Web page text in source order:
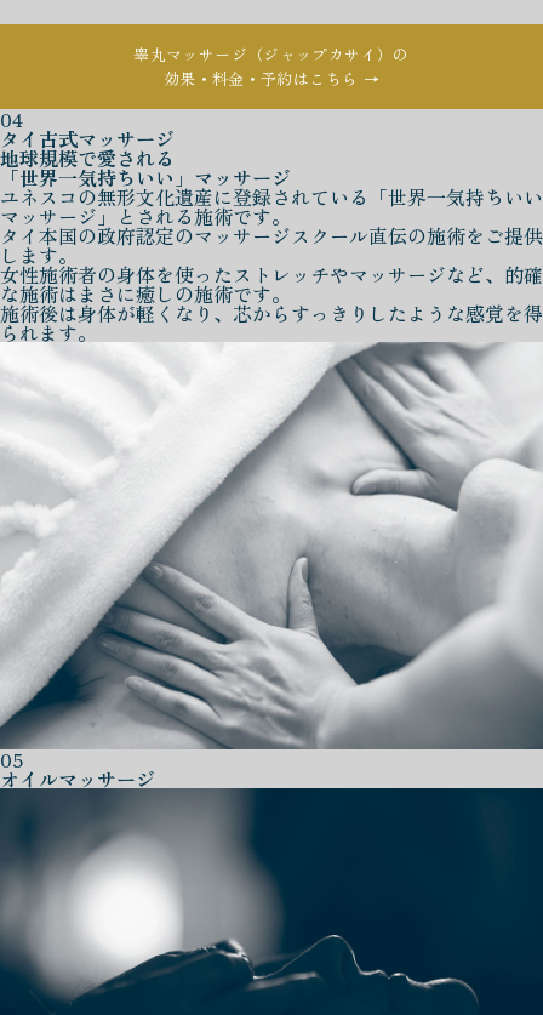
睾丸マッサージ（ジャップカサイ）の
効果・料金・予約はこちら →
04
タイ古式マッサージ
地球規模で愛される
「世界一気持ちいい」マッサージ
ユネスコの無形文化遺産に登録されている「世界一気持ちいい
マッサージ」とされる施術です。
タイ本国の政府認定のマッサージスクール直伝の施術をご提供
します。
女性施術者の身体を使ったストレッチやマッサージなど、的確
な施術はまさに癒しの施術です。
施術後は身体が軽くなり、芯からすっきりしたような感覚を得
られます。
05
オイルマッサージ